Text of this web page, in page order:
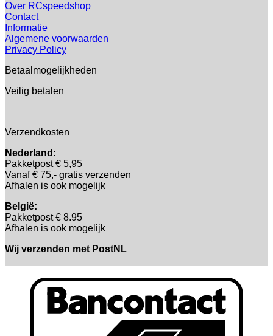
Over RCspeedshop
Contact
Informatie
Algemene voorwaarden
Privacy Policy
Betaalmogelijkheden
Veilig betalen
Verzendkosten
Nederland:
Pakketpost € 5,95
Vanaf € 75,- gratis verzenden
Afhalen is ook mogelijk
België:
Pakketpost € 8.95
Afhalen is ook mogelijk
Wij verzenden met PostNL